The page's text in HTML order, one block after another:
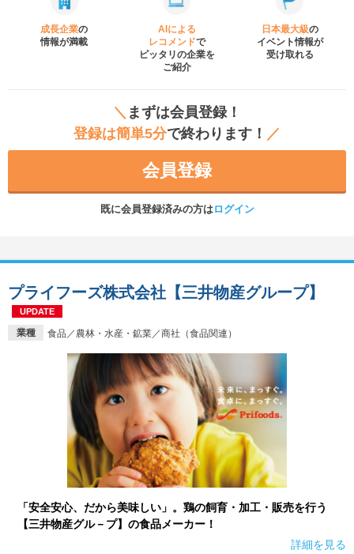
成長企業の
情報が満載
AIによる
レコメンドで
ピッタリの企業を
ご紹介
日本最大級の
イベント情報が
受け取れる
＼ まずは会員登録！
登録は簡単5分で終わります！ ／
会員登録
既に会員登録済みの方はログイン
業種 食品／農林・水産・鉱業／商社（食品関連）
プライフーズ株式会社【三井物産グループ】
UPDATE
「安全安心、だから美味しい」。鶏の飼育・加工・販売を行う
【三井物産グル－プ】の食品メーカー！
詳細を見る